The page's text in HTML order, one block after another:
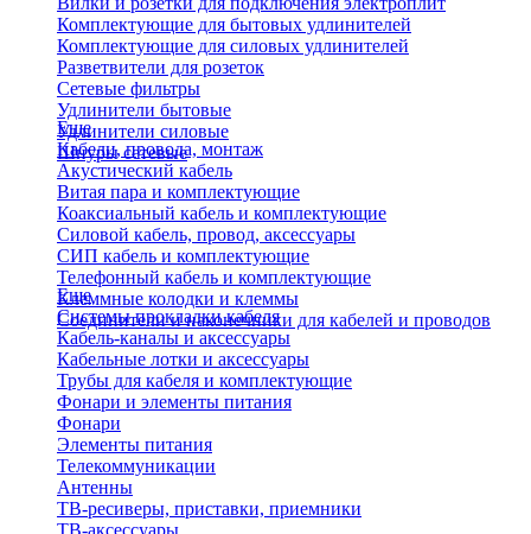
Комплектующие для бытовых удлинителей
Комплектующие для силовых удлинителей
Разветвители для розеток
Сетевые фильтры
Удлинители бытовые
Удлинители силовые
Шнуры сетевые
Еще
Кабели, провода, монтаж
Акустический кабель
Витая пара и комплектующие
Коаксиальный кабель и комплектующие
Силовой кабель, провод, аксессуары
СИП кабель и комплектующие
Телефонный кабель и комплектующие
Клеммные колодки и клеммы
Соединители и наконечники для кабелей и проводов
Еще
Системы прокладки кабеля
Кабель-каналы и аксессуары
Кабельные лотки и аксессуары
Трубы для кабеля и комплектующие
Фонари и элементы питания
Фонари
Элементы питания
Телекоммуникации
Антенны
ТВ-ресиверы, приставки, приемники
ТВ-аксессуары